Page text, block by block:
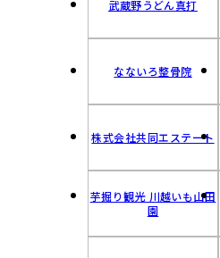
武蔵野うどん真打
なないろ整骨院
株式会社共同エステート
芋掘り観光 川越いも山田
園